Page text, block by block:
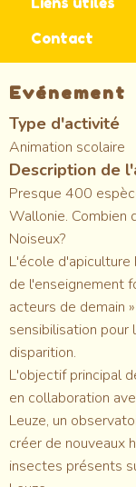
Contact
Evénement
Type d'activité
Animation scolaire
Description de
Presque 400
Wallonie. Combien
Noiseux?
L'école d'apiculture
de l'enseignement
acteurs de demain
sensibilisation pour
disparition.
L'objectif principal
en collaboration
Leuze, un
créer de nouveaux
insectes présents